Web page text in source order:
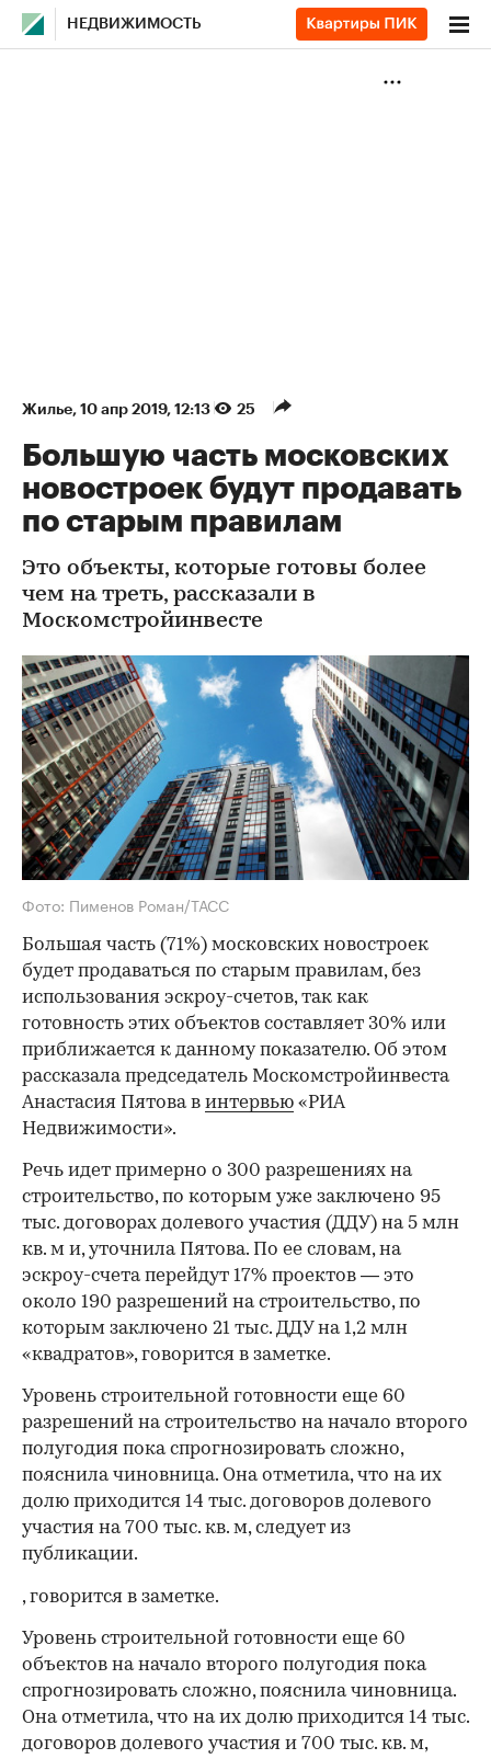
НЕДВИЖИМОСТЬ
Жилье⁠, 10 апр 2019, 12:13 25
Большую часть московских
новостроек будут продавать
по старым правилам
Это объекты, которые готовы более
чем на треть, рассказали в
Москомстройинвесте
Фото: Пименов Роман/ТАСС
Большая часть (71%) московских новостроек
будет продаваться по старым правилам, без
использования эскроу-счетов, так как
готовность этих объектов составляет 30% или
приближается к данному показателю. Об этом
рассказала председатель Москомстройинвеста
Анастасия Пятова в интервью «РИА
Недвижимости».
Речь идет примерно о 300 разрешениях на
строительство, по которым уже заключено 95
тыс. договорах долевого участия (ДДУ) на 5 млн
кв. м и, уточнила Пятова. По ее словам, на
эскроу-счета перейдут 17% проектов — это
около 190 разрешений на строительство, по
которым заключено 21 тыс. ДДУ на 1,2 млн
«квадратов», говорится в заметке.
Уровень строительной готовности еще 60
разрешений на строительство на начало второго
полугодия пока спрогнозировать сложно,
пояснила чиновница. Она отметила, что на их
долю приходится 14 тыс. договоров долевого
участия на 700 тыс. кв. м, следует из
публикации.
, говорится в заметке.
Уровень строительной готовности еще 60
объектов на начало второго полугодия пока
спрогнозировать сложно, пояснила чиновница.
Она отметила, что на их долю приходится 14 тыс.
договоров долевого участия и 700 тыс. кв. м,